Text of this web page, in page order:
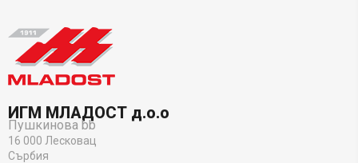
ИГМ МЛАДОСТ д.о.о
Пушкинова bb
16 000 Лесковац
Сърбия